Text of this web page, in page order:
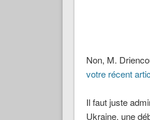
Non, M.
votre récent
Il faut juste
Ukraine, une